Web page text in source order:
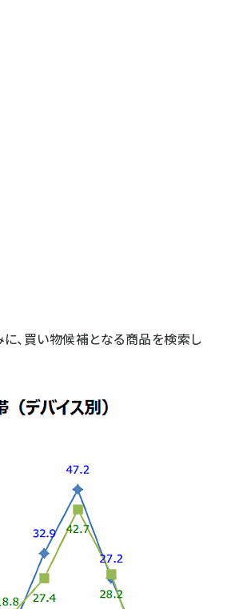
、買い物候補となる商品を検索し